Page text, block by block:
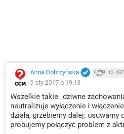
Anna Dobrzyńska 13 497
9 sty 2017 o 19:13
Wszelkie takie "dziwne
neutralizuje wyłączenie i
działa, grzebiemy dalej:
próbujemy połączyć problem z